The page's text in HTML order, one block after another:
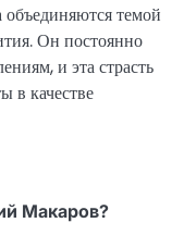
темой
Он постоянно
и эта страсть
в качестве
Макаров?